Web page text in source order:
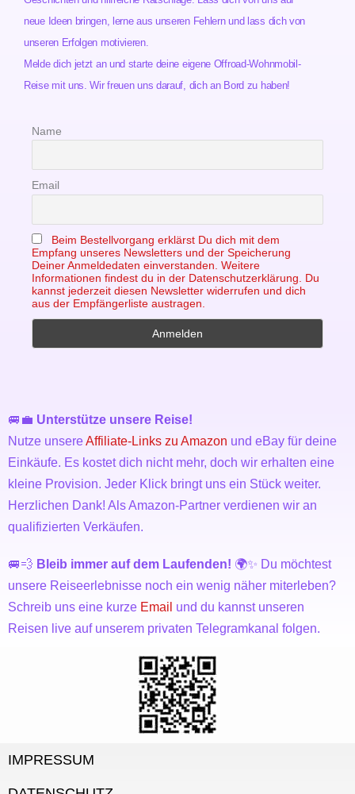
neue Ideen bringen, lerne aus unseren Fehlern und lass dich von
unseren Erfolgen motivieren.
Melde dich jetzt an und starte deine eigene Offroad-Wohnmobil-
Reise mit uns. Wir freuen uns darauf, dich an Bord zu haben!
Name
Email
Beim Bestellvorgang erklärst Du dich mit dem
Empfang unseres Newsletters und der Speicherung
Deiner Anmeldedaten einverstanden. Weitere
Informationen findest du in der Datenschutzerklärung. Du
kannst jederzeit diesen Newsletter widerrufen und dich
aus der Empfängerliste austragen.
🚐💼 Unterstütze unsere Reise!
Nutze unsereAffiliate-Links zu Amazon und eBay für deine
Einkäufe. Es kostet dich nicht mehr, doch wir erhalten eine
kleine Provision. Jeder Klick bringt uns ein Stück weiter.
Herzlichen Dank! Als Amazon-Partner verdienen wir an
qualifizierten Verkäufen.
🚐💨 Bleib immer auf dem Laufenden! 🌍✨ Du möchtest
unsere Reiseerlebnisse noch ein wenig näher miterleben?
Schreib uns eine kurze Email und du kannst unseren
Reisen live auf unserem privaten Telegramkanal folgen.
IMPRESSUM